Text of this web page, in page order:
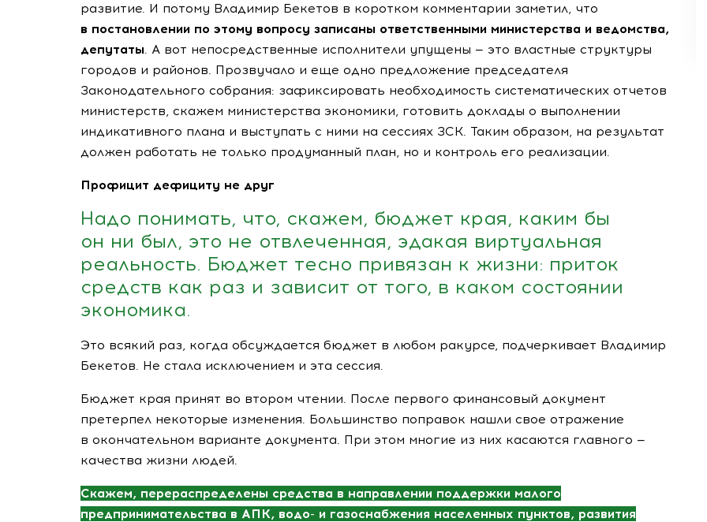
развитие. И потому Владимир Бекетов в коротком комментарии заметил, что
в постановлении по этому вопросу записаны ответственными министерства и ведомства,
депутаты. А вот непосредственные исполнители упущены — это властные структуры
городов и районов. Прозвучало и еще одно предложение председателя
Законодательного собрания: зафиксировать необходимость систематических отчетов
министерств, скажем министерства экономики, готовить доклады о выполнении
индикативного плана и выступать с ними на сессиях ЗСК. Таким образом, на результат
должен работать не только продуманный план, но и контроль его реализации.
Профицит дефициту не друг
Надо понимать, что, скажем, бюджет края, каким бы
он ни был, это не отвлеченная, эдакая виртуальная
реальность. Бюджет тесно привязан к жизни: приток
средств как раз и зависит от того, в каком состоянии
экономика.
Это всякий раз, когда обсуждается бюджет в любом ракурсе, подчеркивает Владимир
Бекетов. Не стала исключением и эта сессия.
Бюджет края принят во втором чтении. После первого финансовый документ
претерпел некоторые изменения. Большинство поправок нашли свое отражение
в окончательном варианте документа. При этом многие из них касаются главного —
качества жизни людей.
Скажем, перераспределены средства в направлении поддержки малого
предпринимательства в АПК, водо- и газоснабжения населенных пунктов, развития